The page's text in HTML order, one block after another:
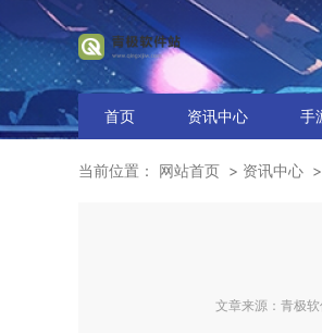
首页 资讯中心 手
当前位置： 网站首页 资讯中心
文章来源： 青极